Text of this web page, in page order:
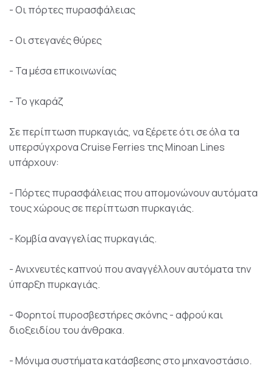
- Οι πόρτες πυρασφάλειας
- Οι στεγανές θύρες
- Τα μέσα επικοινωνίας
- Το γκαράζ
Σε περίπτωση πυρκαγιάς, να ξέρετε ότι σε όλα τα
υπερσύγχρονα Cruise Ferries της Minoan Lines
υπάρχουν:
- Πόρτες πυρασφάλειας που απομονώνουν αυτόματα
τους χώρους σε περίπτωση πυρκαγιάς.
- Κομβία αναγγελίας πυρκαγιάς.
- Ανιχνευτές καπνού που αναγγέλλουν αυτόματα την
ύπαρξη πυρκαγιάς.
- Φορητοί πυροσβεστήρες σκόνης - αφρού και
διοξειδίου του άνθρακα.
- Μόνιμα συστήματα κατάσβεσης στο μηχανοστάσιο.